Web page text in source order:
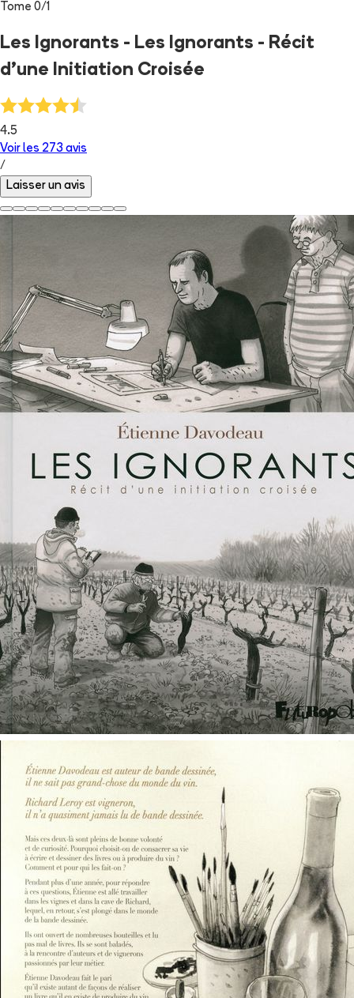
Tome 0/1
Les Ignorants - Les Ignorants - Récit
d'une Initiation Croisée
4.5
Voir les 273 avis
/
Laisser un avis